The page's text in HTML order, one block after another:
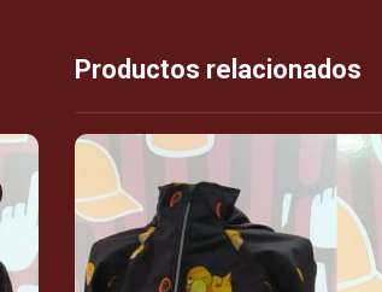
Productos relacionados